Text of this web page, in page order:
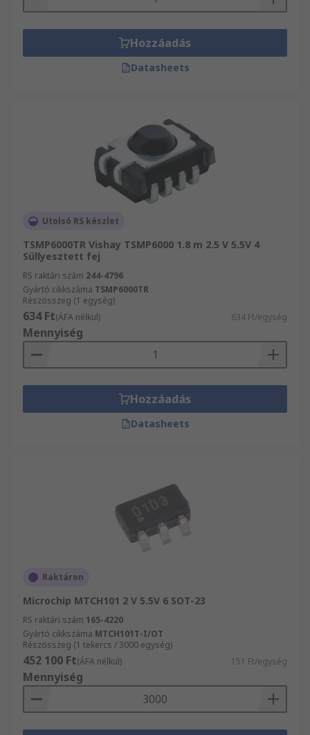
Hozzáadás
Datasheets
Utolsó RS készlet
TSMP6000TR Vishay TSMP6000 1.8 m 2.5 V 5.5V 4
Süllyesztett fej
RS raktári szám 244-4796
Gyártó cikkszáma TSMP6000TR
Részösszeg (1 egység)
634 Ft(ÁFA nélkül) 634 Ft/egység
Mennyiség
Hozzáadás
Datasheets
Raktáron
Microchip MTCH101 2 V 5.5V 6 SOT-23
RS raktári szám 165-4220
Gyártó cikkszáma MTCH101T-I/OT
Részösszeg (1 tekercs / 3000 egység)
452 100 Ft(ÁFA nélkül) 151 Ft/egység
Mennyiség